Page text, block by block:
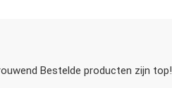
Bestelde producten zijn top!